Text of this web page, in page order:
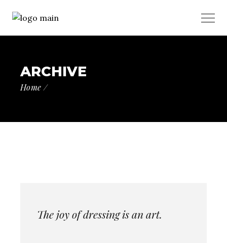
ARCHIVE
Home
The joy of dressing is an art.